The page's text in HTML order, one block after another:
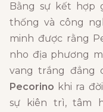
Bằng sự kết hợp
thống và công
minh được rằng
nho địa phương
vang trắng đẳng
Pecorino khi ra
sự kiên trì, tâm